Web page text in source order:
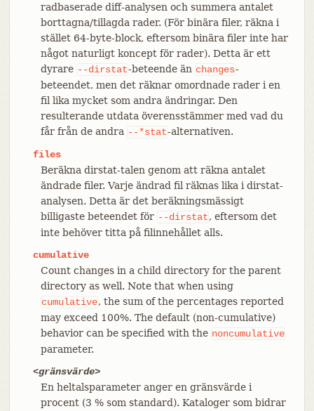
radbaserade diff-analysen och summera antalet
borttagna/tillagda rader. (För binära filer, räkna i
stället 64-byte-block, eftersom binära filer inte har
något naturligt koncept för rader). Detta är ett
dyrare --dirstat-beteende än changes-
beteendet, men det räknar omordnade rader i en
fil lika mycket som andra ändringar. Den
resulterande utdata överensstämmer med vad du
får från de andra --*stat-alternativen.
files
Beräkna dirstat-talen genom att räkna antalet
ändrade filer. Varje ändrad fil räknas lika i dirstat-
analysen. Detta är det beräkningsmässigt
billigaste beteendet för --dirstat, eftersom det
inte behöver titta på filinnehållet alls.
cumulative
Count changes in a child directory for the parent
directory as well. Note that when using
cumulative, the sum of the percentages reported
may exceed 100%. The default (non-cumulative)
behavior can be specified with the noncumulative
parameter.
<gränsvärde>
En heltalsparameter anger en gränsvärde i
procent (3 % som standard). Kataloger som bidrar